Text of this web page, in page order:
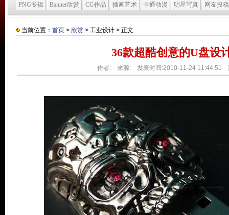
PNG专辑
Banner欣赏 CG作品 插画艺术 卡通动漫 明星写真 网友投稿
当前位置： 首页 > 欣赏 > 工业设计 > 正文
36款超酷创意的U盘设
作者: 来源: 发表时间:2010-11-24 11:44:51